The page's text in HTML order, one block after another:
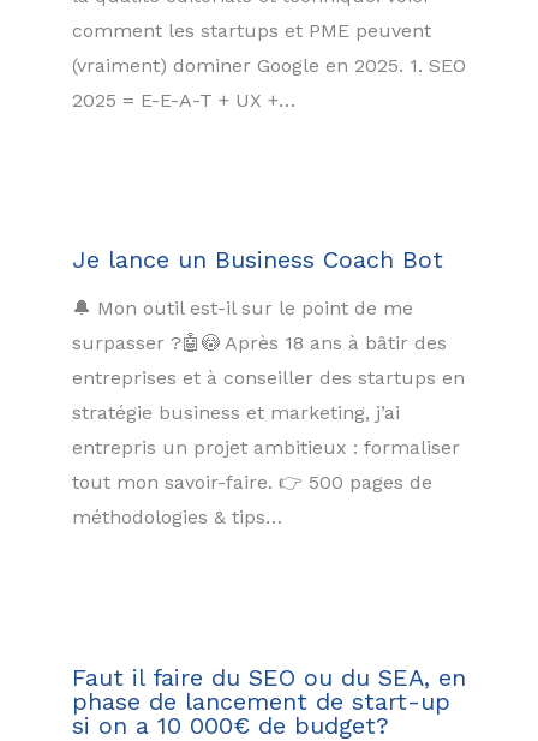
comment les startups et PME peuvent
(vraiment) dominer Google en 2025. 1. SEO
2025 = E-E-A-T + UX +…
Je lance un Business Coach Bot
🔔 Mon outil est-il sur le point de me
surpasser ?🤖😳 Après 18 ans à bâtir des
entreprises et à conseiller des startups en
stratégie business et marketing, j’ai
entrepris un projet ambitieux : formaliser
tout mon savoir-faire. 👉 500 pages de
méthodologies & tips…
Faut il faire du SEO ou du SEA, en
phase de lancement de start-up
si on a 10 000€ de budget?